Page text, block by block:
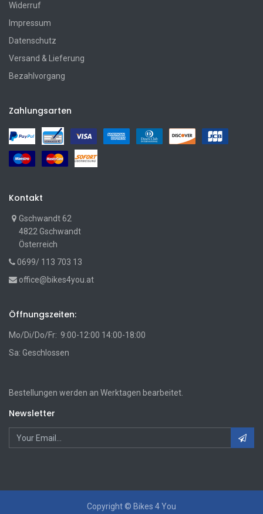
Widerruf
Impressum
Datenschutz
Versand & Lieferung
Bezahlvorgang
Zahlungsarten
Kontakt
Gschwandt 62
4822 Gschwandt
Österreich
0699/ 113 703 13
office@bikes4you.at
Öffnungszeiten:
Mo/Di/Do/Fr: 9:00-12:00 14:00-18:00
Sa: Geschlossen
Bestellungen werden an Werktagen bearbeitet.
Newsletter
Copyright © Bikes 4 You